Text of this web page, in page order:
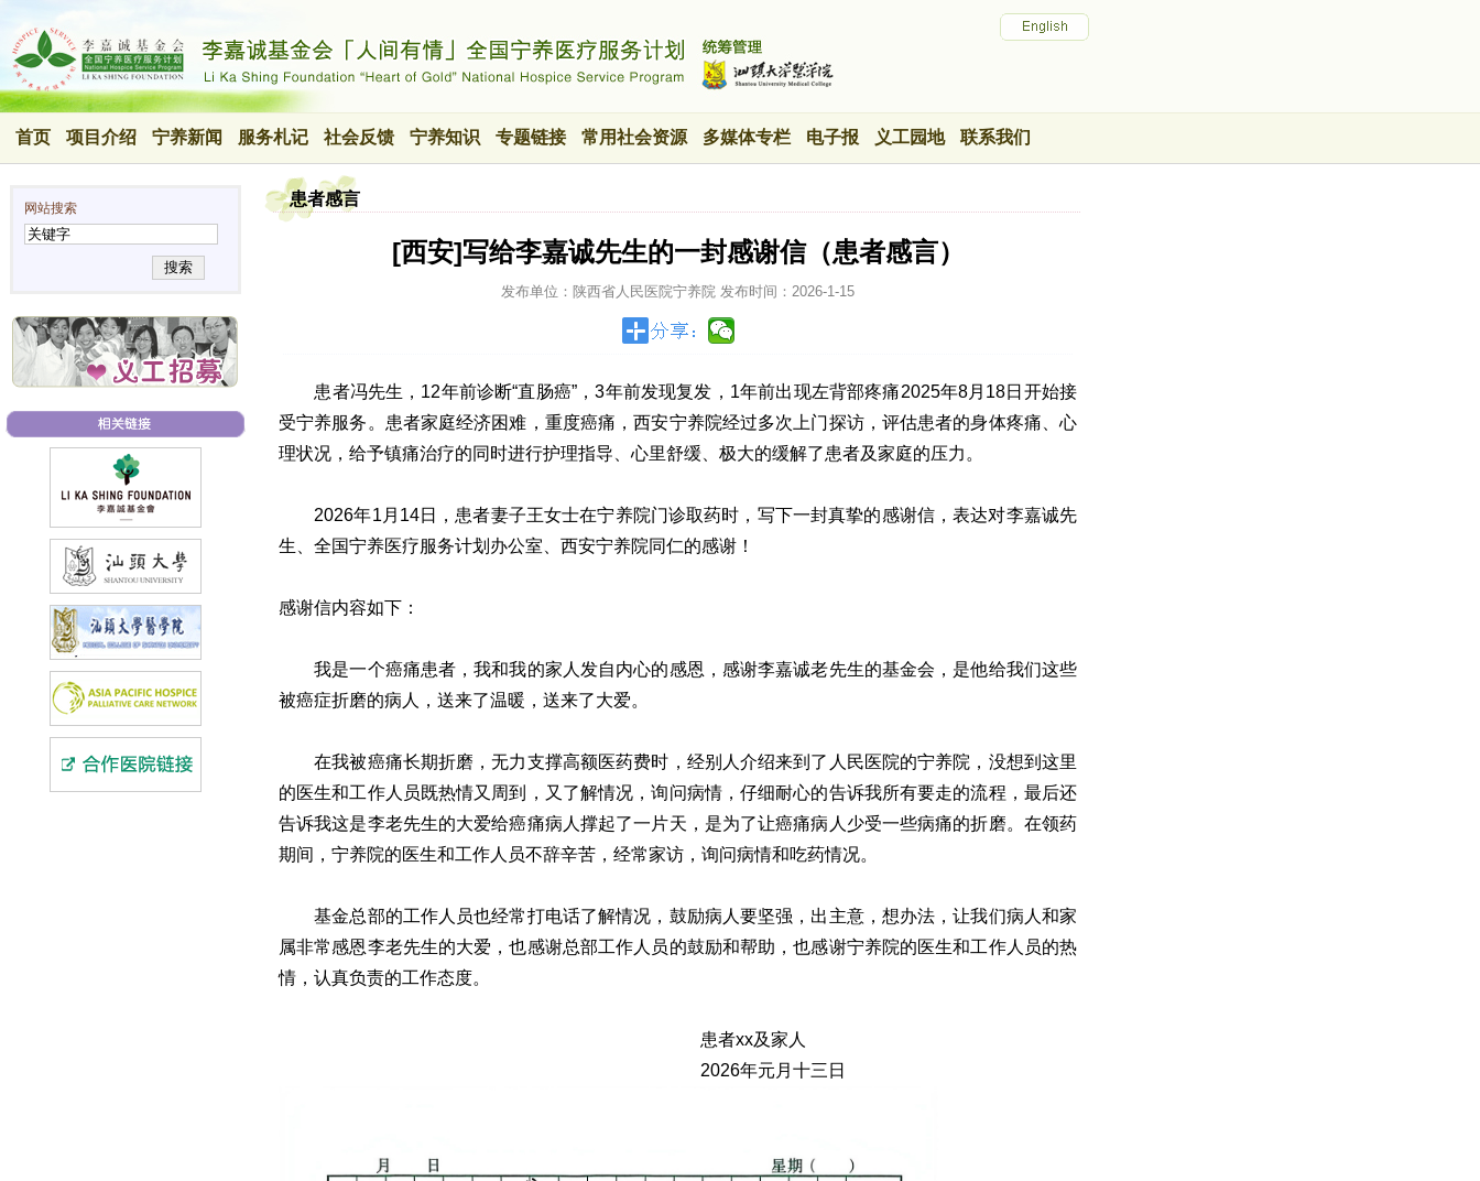
首页 项目介绍 宁养新闻 服务札记 社会反馈 宁养知识 专题链接 常用社会资源 多媒体专栏 电子报 义工园地 联系我们
网站搜索
搜索
患者感言
[西安]写给李嘉诚先生的一封感谢信（患者感言）
发布单位：陕西省人民医院宁养院 发布时间： 2026-1-15
患者冯先生，12年前诊断“直肠癌”，3年前发现复发，1年前出现左背部疼痛2025年8月18日开始接
受宁养服务。患者家庭经济困难，重度癌痛，西安宁养院经过多次上门探访，评估患者的身体疼痛、心
理状况，给予镇痛治疗的同时进行护理指导、心里舒缓、极大的缓解了患者及家庭的压力。
2026年1月14日，患者妻子王女士在宁养院门诊取药时，写下一封真挚的感谢信，表达对李嘉诚先
生、全国宁养医疗服务计划办公室、西安宁养院同仁的感谢！
感谢信内容如下：
我是一个癌痛患者，我和我的家人发自内心的感恩，感谢李嘉诚老先生的基金会，是他给我们这些
被癌症折磨的病人，送来了温暖，送来了大爱。
在我被癌痛长期折磨，无力支撑高额医药费时，经别人介绍来到了人民医院的宁养院，没想到这里
的医生和工作人员既热情又周到，又了解情况，询问病情，仔细耐心的告诉我所有要走的流程，最后还
告诉我这是李老先生的大爱给癌痛病人撑起了一片天，是为了让癌痛病人少受一些病痛的折磨。在领药
期间，宁养院的医生和工作人员不辞辛苦，经常家访，询问病情和吃药情况。
基金总部的工作人员也经常打电话了解情况，鼓励病人要坚强，出主意，想办法，让我们病人和家
属非常感恩李老先生的大爱，也感谢总部工作人员的鼓励和帮助，也感谢宁养院的医生和工作人员的热
情，认真负责的工作态度。
患者xx及家人
2026年元月十三日